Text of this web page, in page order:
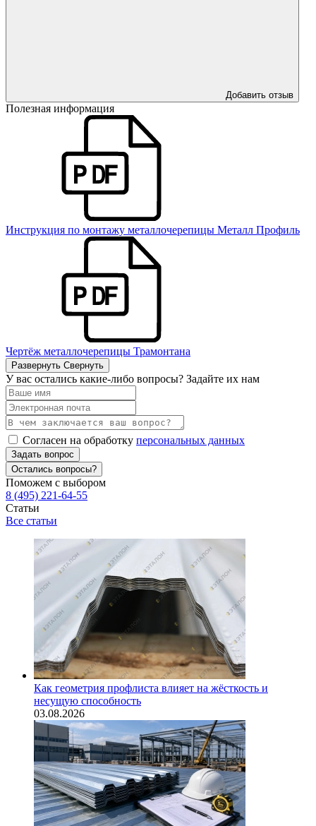
Добавить отзыв
Полезная информация
Инструкция по монтажу металлочерепицы Металл Профиль
Чертёж металлочерепицы Трамонтана
Развернуть Свернуть
У вас остались какие-либо вопросы? Задайте их нам
Согласен на обработку персональных данных
Задать вопрос
Остались вопросы?
Поможем с выбором
8 (495) 221-64-55
Статьи
Все статьи
Как геометрия профлиста влияет на жёсткость и
несущую способность
03.08.2026